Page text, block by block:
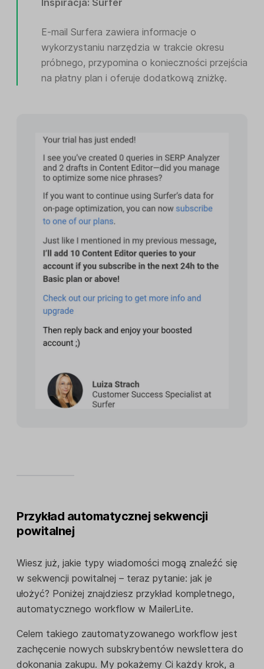
Inspiracja: Surfer
E-mail Surfera zawiera informacje o
wykorzystaniu narzędzia w trakcie okresu
próbnego, przypomina o konieczności przejścia
na płatny plan i oferuje dodatkową zniżkę.
Przykład automatycznej sekwencji
powitalnej
Wiesz już, jakie typy wiadomości mogą znaleźć się
w sekwencji powitalnej – teraz pytanie: jak je
ułożyć? Poniżej znajdziesz przykład kompletnego,
automatycznego workflow w MailerLite.
Celem takiego zautomatyzowanego workflow jest
zachęcenie nowych subskrybentów newslettera do
dokonania zakupu. My pokażemy Ci każdy krok, a